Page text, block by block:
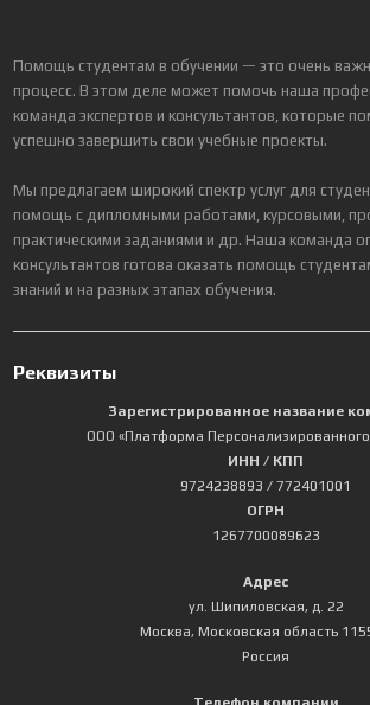
Помощь студентам в обучении — это очень
процесс. В этом деле может помочь наша
команда экспертов и консультантов, которые
успешно завершить свои учебные проекты.
Мы предлагаем широкий спектр услуг для
помощь с дипломными работами, курсовыми,
практическими заданиями и др. Наша команда
консультантов готова оказать помощь
знаний и на разных этапах обучения.
Реквизиты
Зарегистрированное название
ООО «Платформа
ИНН / КПП
9724238893 / 772401001
ОГРН
1267700089623
Адрес
ул. Шипиловская, д. 22
Москва, Московская область
Россия